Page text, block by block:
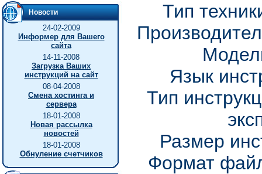
Новости
24-02-2009
Информер для Вашего
сайта
14-11-2008
Загрузка Ваших
инструкций на сайт
08-04-2008
Смена хостинга и
сервера
18-01-2008
Новая рассылка
новостей
18-01-2008
Обнуление счетчиков
Тип
Язык
Тип
Размер
Формат